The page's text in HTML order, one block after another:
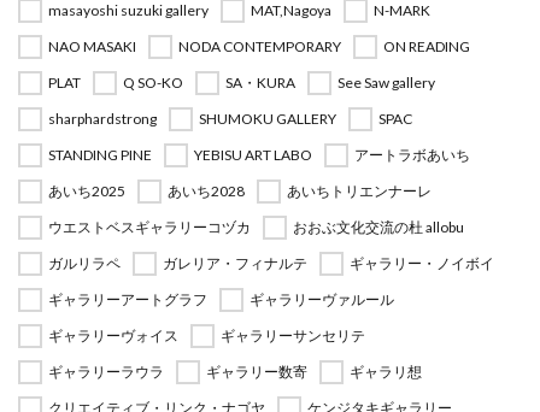
masayoshi suzuki gallery
MAT,Nagoya
N-MARK
NAO MASAKI
NODA CONTEMPORARY
ON READING
PLAT
Q SO-KO SA・KURA
See Saw gallery
sharphardstrong
SHUMOKU GALLERY
SPAC
STANDING PINE
YEBISU ART LABO
アートラボあいち
あいち2025
あいち2028
あいちトリエンナーレ
ウエストベスギャラリーコヅカ
おおぶ文化交流の杜 allobu
ガルリラペ
ガレリア・フィナルテ
ギャラリー・ノイボイ
ギャラリーアートグラフ
ギャラリーヴァルール
ギャラリーヴォイス
ギャラリーサンセリテ
ギャラリーラウラ
ギャラリー数寄
ギャラリ想
クリエイティブ・リンク・ナゴヤ
ケンジタキギャラリー